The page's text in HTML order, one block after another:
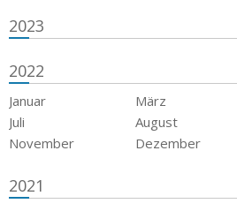
2023
2022
Januar März
Juli
August
November
Dezember
2021